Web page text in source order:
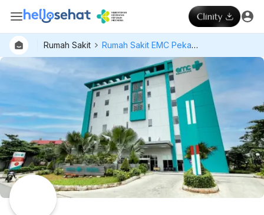
Rumah Sakit Rumah Sakit EMC Pekayon